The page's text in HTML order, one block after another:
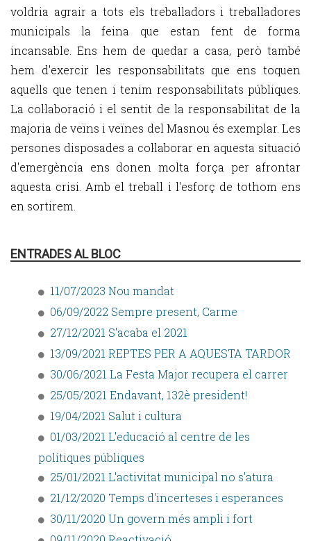
voldria agrair a tots els treballadors i treballadores
municipals la feina que estan fent de forma
incansable. Ens hem de quedar a casa, però també
hem d'exercir les responsabilitats que ens toquen
aquells que tenen i tenim responsabilitats públiques.
La col·laboració i el sentit de la responsabilitat de la
majoria de veïns i veïnes del Masnou és exemplar. Les
persones disposades a col·laborar en aquesta situació
d'emergència ens donen molta força per afrontar
aquesta crisi. Amb el treball i l'esforç de tothom ens
en sortirem.
ENTRADES AL BLOC
11/07/2023 Nou mandat
06/09/2022 Sempre present, Carme
27/12/2021 S'acaba el 2021
13/09/2021 REPTES PER A AQUESTA TARDOR
30/06/2021 La Festa Major recupera el carrer
25/05/2021 Endavant, 132è president!
19/04/2021 Salut i cultura
01/03/2021 L'educació al centre de les
polítiques públiques
25/01/2021 L'activitat municipal no s'atura
21/12/2020 Temps d'incerteses i esperances
30/11/2020 Un govern més ampli i fort